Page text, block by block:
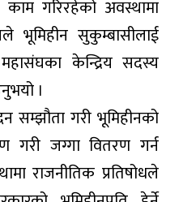
गरिरहेको अवस्थामा
भूमिहीन सुकुम्बासीलाई
केन्द्रिय सदस्य
।
सम्झौता गरी भूमिहीनको
जग्गा वितरण गर्न
राजनीतिक प्रतिषोधले